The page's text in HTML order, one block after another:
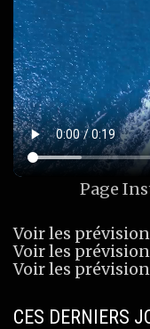
Page
Voir les
Voir les
Voir les
CES DERNIERS